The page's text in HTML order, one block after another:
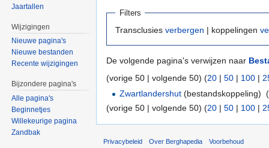
Filters
Transclusies verbergen | koppelingen
De volgende pagina's verwijzen naar
(vorige 50 | volgende 50) (20 | 50 | 100 |
Zwartlandershut (bestandskoppeling) ‎(
(vorige 50 | volgende 50) (20 | 50 | 100 |
Jaartallen
Wijzigingen
Nieuwe pagina's
Nieuwe bestanden
Recente wijzigingen
Bijzondere pagina's
Alle pagina's
Beginnetjes
Willekeurige pagina
Zandbak
Privacybeleid Over Berghapedia Voorbehoud